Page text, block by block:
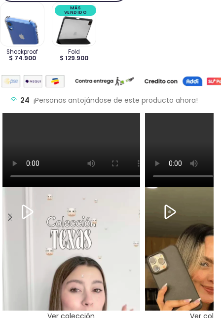
Shockproof
$ 74.900
Fold
$ 129.900
MÁS
VENDIDO
24 ¡Personas antojándose de este producto ahora!